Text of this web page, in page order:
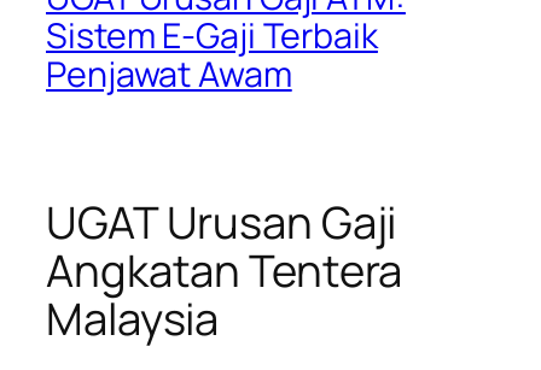
Sistem E-Gaji Terbaik
Penjawat Awam
UGAT Urusan Gaji
Angkatan Tentera
Malaysia